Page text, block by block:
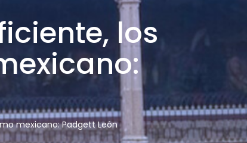
los
mexicano: Padgett León